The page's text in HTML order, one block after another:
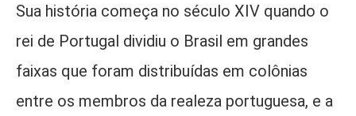
Sua história começa no século XIV quando o
rei de Portugal dividiu o Brasil em grandes
faixas que foram distribuídas em colônias
entre os membros da realeza portuguesa, e a